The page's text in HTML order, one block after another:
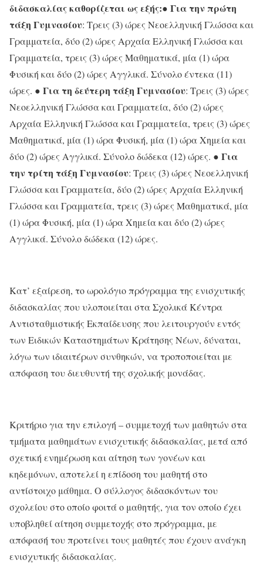
διδασκαλίας καθορίζεται ως εξής:● Για την πρώτη
τάξη Γυμνασίου: Τρεις (3) ώρες Νεοελληνική Γλώσσα και
Γραμματεία, δύο (2) ώρες Αρχαία Ελληνική Γλώσσα και
Γραμματεία, τρεις (3) ώρες Μαθηματικά, μία (1) ώρα
Φυσική και δύο (2) ώρες Αγγλικά. Σύνολο έντεκα (11)
ώρες. ● Για τη δεύτερη τάξη Γυμνασίου: Τρεις (3) ώρες
Νεοελληνική Γλώσσα και Γραμματεία, δύο (2) ώρες
Αρχαία Ελληνική Γλώσσα και Γραμματεία, τρεις (3) ώρες
Μαθηματικά, μία (1) ώρα Φυσική, μία (1) ώρα Χημεία και
δύο (2) ώρες Αγγλικά. Σύνολο δώδεκα (12) ώρες. ● Για
την τρίτη τάξη Γυμνασίου: Τρεις (3) ώρες Νεοελληνική
Γλώσσα και Γραμματεία, δύο (2) ώρες Αρχαία Ελληνική
Γλώσσα και Γραμματεία, τρεις (3) ώρες Μαθηματικά, μία
(1) ώρα Φυσική, μία (1) ώρα Χημεία και δύο (2) ώρες
Αγγλικά. Σύνολο δώδεκα (12) ώρες.
Κατ’ εξαίρεση, το ωρολόγιο πρόγραμμα της ενισχυτικής
διδασκαλίας που υλοποιείται στα Σχολικά Κέντρα
Αντισταθμιστικής Εκπαίδευσης που λειτουργούν εντός
των Ειδικών Καταστημάτων Κράτησης Νέων, δύναται,
λόγω των ιδιαιτέρων συνθηκών, να τροποποιείται με
απόφαση του διευθυντή της σχολικής μονάδας.
Κριτήριο για την επιλογή – συμμετοχή των μαθητών στα
τμήματα μαθημάτων ενισχυτικής διδασκαλίας, μετά από
σχετική ενημέρωση και αίτηση των γονέων και
κηδεμόνων, αποτελεί η επίδοση του μαθητή στο
αντίστοιχο μάθημα. Ο σύλλογος διδασκόντων του
σχολείου στο οποίο φοιτά ο μαθητής, για τον οποίο έχει
υποβληθεί αίτηση συμμετοχής στο πρόγραμμα, με
απόφασή του προτείνει τους μαθητές που έχουν ανάγκη
ενισχυτικής διδασκαλίας.